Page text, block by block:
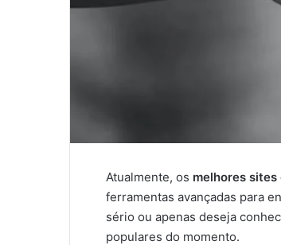
Atualmente, os melhores
ferramentas avançadas para
sério ou apenas deseja
populares do momento.